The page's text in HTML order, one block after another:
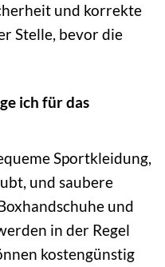
und korrekte
Stelle, bevor die
ich für das
Sportkleidung,
und saubere
und
in der Regel
kostengünstig